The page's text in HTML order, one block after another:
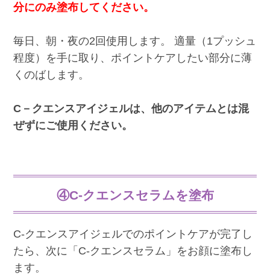
分にのみ塗布してください。
毎日、朝・夜の2回使用します。 適量（1プッシュ
程度）を手に取り、ポイントケアしたい部分に薄
くのばします。
C－クエンスアイジェルは、他のアイテムとは混
ぜずにご使用ください。
④C-クエンスセラムを塗布
C-クエンスアイジェルでのポイントケアが完了し
たら、次に「C-クエンスセラム」をお顔に塗布し
ます。